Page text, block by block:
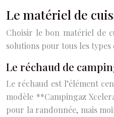
Le matériel de
Choisir le bon matériel de
solutions pour tous les
Le réchaud de
Le réchaud est l’élément
modèle **Campingaz
pour la randonnée, mais